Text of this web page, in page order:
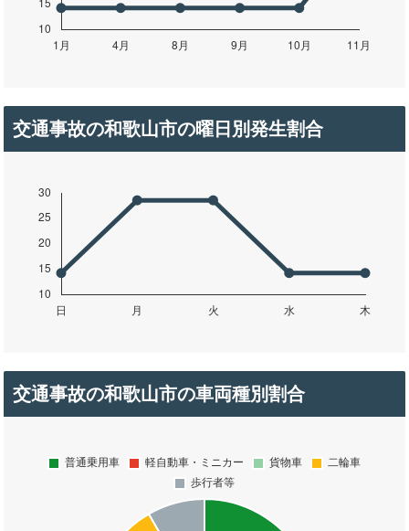
交通事故の和歌山市の曜日別発生割合
交通事故の和歌山市の車両種別割合